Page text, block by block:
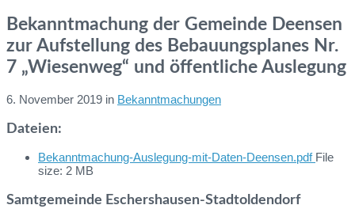
Bekanntmachung der Gemeinde Deensen
zur Aufstellung des Bebauungsplanes Nr.
7 „Wiesenweg“ und öffentliche Auslegung
6. November 2019 in Bekanntmachungen
Dateien:
Bekanntmachung-Auslegung-mit-Daten-Deensen.pdf File
size: 2 MB
Samtgemeinde Eschershausen-Stadtoldendorf